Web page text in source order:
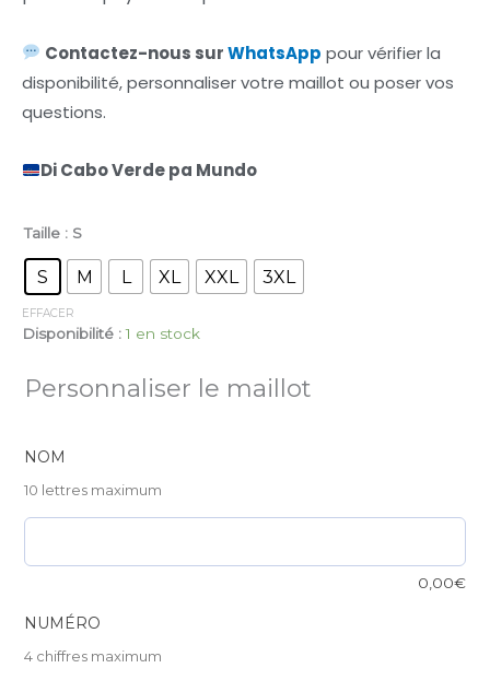
Contactez-nous surWhatsApp pour vérifier la
disponibilité, personnaliser votre maillot ou poser vos
questions.
Di Cabo Verde pa Mundo
Taille : S
S M L XL XXL 3XL
EFFACER
Disponibilité : 1 en stock
Personnaliser le maillot
NOM
10 lettres maximum
0,00€
NUMÉRO
4 chiffres maximum